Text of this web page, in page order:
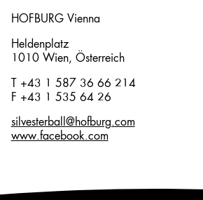
HOFBURG Vienna
Heldenplatz
1010 Wien, Österreich
T +43 1 587 36 66 214
F +43 1 535 64 26
silvesterball@hofburg.com
www.facebook.com